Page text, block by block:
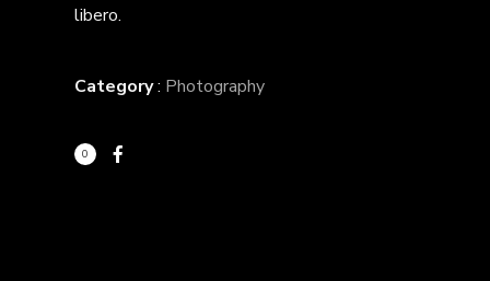
libero.
Category: Photography
0